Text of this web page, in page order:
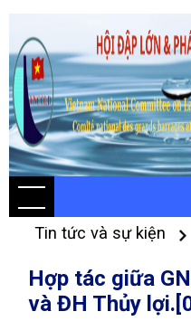
Tin tức và sự kiện
Hợp tác giữa
và ĐH Thủy